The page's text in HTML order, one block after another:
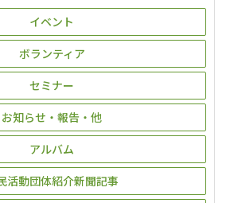
イベント
ボランティア
セミナー
お知らせ・報告・他
アルバム
活動団体紹介新聞記事